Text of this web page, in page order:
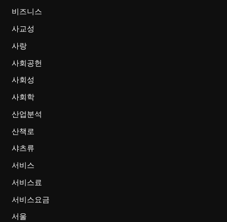
비즈니스
사교성
사랑
사회공헌
사회성
사회학
산업분석
산책로
샤츠류
서비스
서비스료
서비스요금
서울